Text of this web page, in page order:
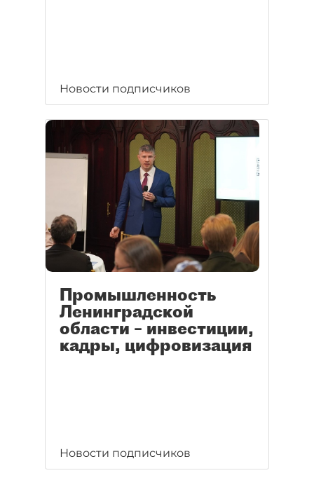
Новости подписчиков
Промышленность
Ленинградской
области – инвестиции,
кадры, цифровизация
Новости подписчиков